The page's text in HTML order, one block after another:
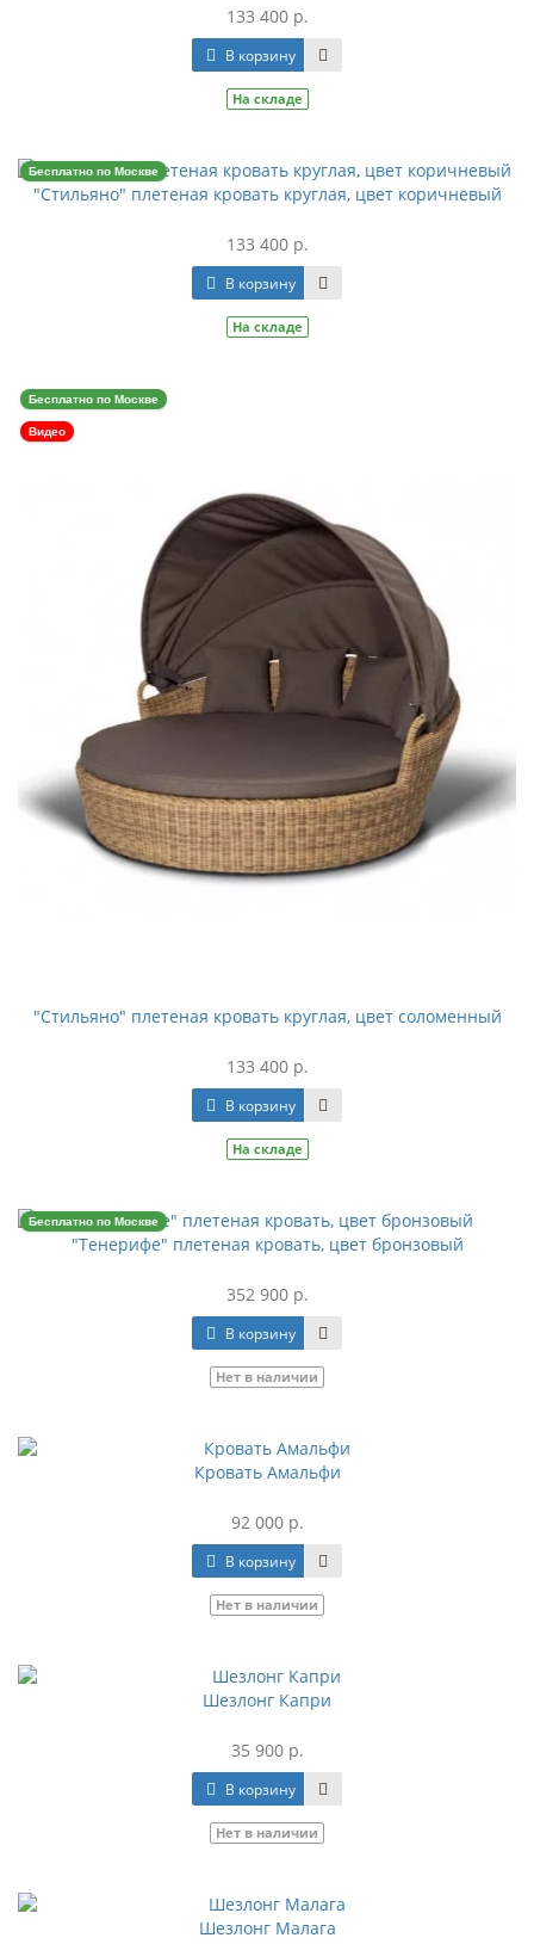
133 400 р.
В корзину
На складе
Бесплатно по Москве
"Стильяно" плетеная кровать круглая, цвет коричневый
133 400 р.
В корзину
На складе
Бесплатно по Москве
Видео
"Стильяно" плетеная кровать круглая, цвет соломенный
133 400 р.
В корзину
На складе
Бесплатно по Москве
"Тенерифе" плетеная кровать, цвет бронзовый
352 900 р.
В корзину
Нет в наличии
Кровать Амальфи
92 000 р.
В корзину
Нет в наличии
Шезлонг Капри
35 900 р.
В корзину
Нет в наличии
Шезлонг Малага